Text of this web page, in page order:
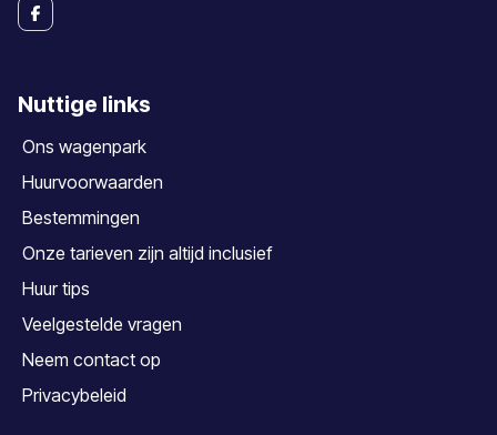
Nuttige links
Ons wagenpark
Huurvoorwaarden
Bestemmingen
Onze tarieven zijn altijd inclusief
Huur tips
Veelgestelde vragen
Neem contact op
Privacybeleid